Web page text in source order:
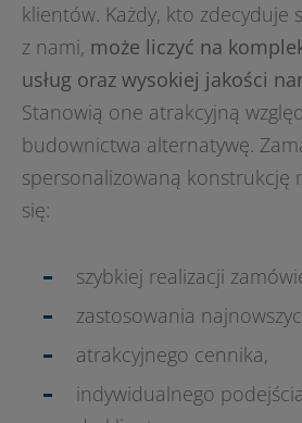
klientów. Każdy, kto zdecyduje
z nami, może liczyć na
usług oraz wysokiej jakości
Stanowią one atrakcyjną
budownictwa alternatywę.
spersonalizowaną konstrukcję
się:
szybkiej realizacji
zastosowania
atrakcyjnego cennika,
indywidualnego